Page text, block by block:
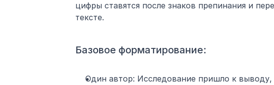
цифры ставятся после знаков препинания и
тексте.
Базовое форматирование:
Один автор: Исследование пришло к